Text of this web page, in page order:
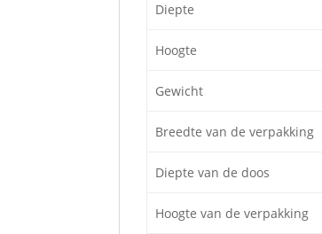
Diepte
Hoogte
Gewicht
Breedte van de verpakking
Diepte van de doos
Hoogte van de verpakking